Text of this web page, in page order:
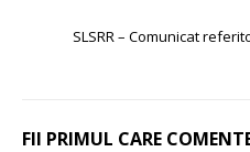
SLSRR – Comunicat
FII PRIMUL CARE